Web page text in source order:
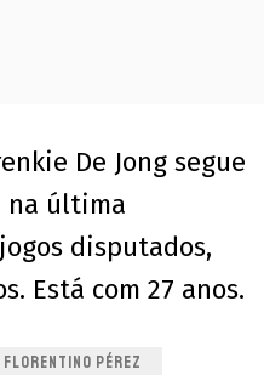
De Jong segue
na última
disputados,
Está com 27 anos.
FLORENTINO PÉREZ